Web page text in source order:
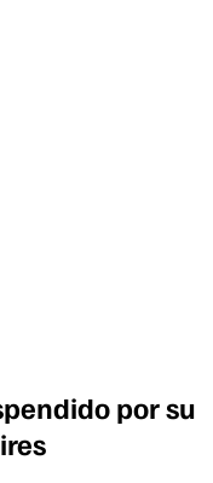
por su